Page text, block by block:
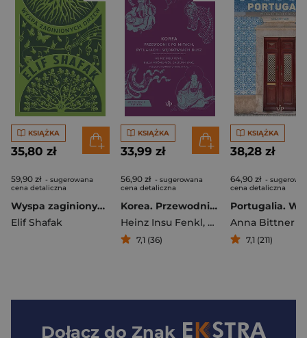
KSIĄŻKA
35,80 zł
59,90 zł - sugerowana
cena detaliczna
Wyspa zaginionych drzew wyd. 2025
Elif Shafak
KSIĄŻKA
33,99 zł
56,90 zł - sugerowana
cena detaliczna
Korea. Przewodnik po mitach, rytuałach i wędrówkach dusz
Heinz Insu Fenkl, Bella Myŏng-wŏl,
7,1 (36)
KSIĄŻKA
38,28 zł
64,90 zł -
cena detaliczna
Anna Bittner
7,1 (211)
Dołącz do Znak